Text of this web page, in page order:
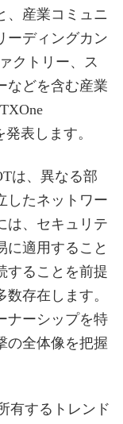
、産業コミュニ
ーディングカン
クトリー、ス
などを含む産業
表します。
は、異なる部
したネットワー
は、セキュリテ
に適用すること
することを前提
存在します。
ナーシップを特
の全体像を把握
有するトレンド